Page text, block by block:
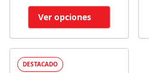
Ver opciones
DESTACADO